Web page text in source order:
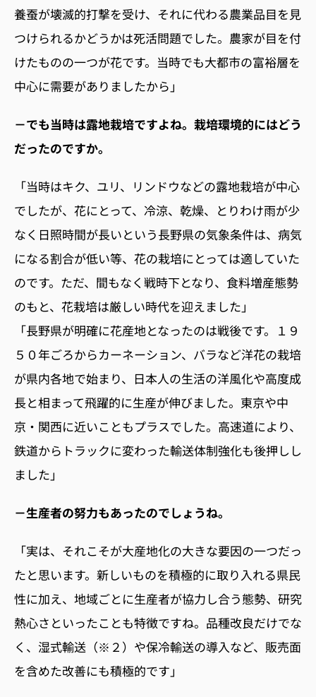
養蚕が壊滅的打撃を受け、それに代わる農業品目を見
つけられるかどうかは死活問題でした。農家が目を付
けたものの一つが花です。当時でも大都市の富裕層を
中心に需要がありましたから」
－でも当時は露地栽培ですよね。栽培環境的にはどう
だったのですか。
「当時はキク、ユリ、リンドウなどの露地栽培が中心
でしたが、花にとって、冷涼、乾燥、とりわけ雨が少
なく日照時間が長いという長野県の気象条件は、病気
になる割合が低い等、花の栽培にとっては適していた
のです。ただ、間もなく戦時下となり、食料増産態勢
のもと、花栽培は厳しい時代を迎えました」
「長野県が明確に花産地となったのは戦後です。１９
５０年ごろからカーネーション、バラなど洋花の栽培
が県内各地で始まり、日本人の生活の洋風化や高度成
長と相まって飛躍的に生産が伸びました。東京や中
京・関西に近いこともプラスでした。高速道により、
鉄道からトラックに変わった輸送体制強化も後押しし
ました」
－生産者の努力もあったのでしょうね。
「実は、それこそが大産地化の大きな要因の一つだっ
たと思います。新しいものを積極的に取り入れる県民
性に加え、地域ごとに生産者が協力し合う態勢、研究
熱心さといったことも特徴ですね。品種改良だけでな
く、湿式輸送（※２）や保冷輸送の導入など、販売面
を含めた改善にも積極的です」